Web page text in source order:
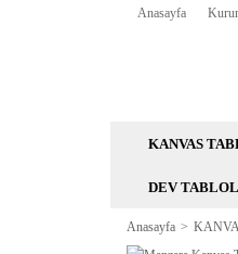
Anasayfa
KANVAS
DEV
Anasayfa